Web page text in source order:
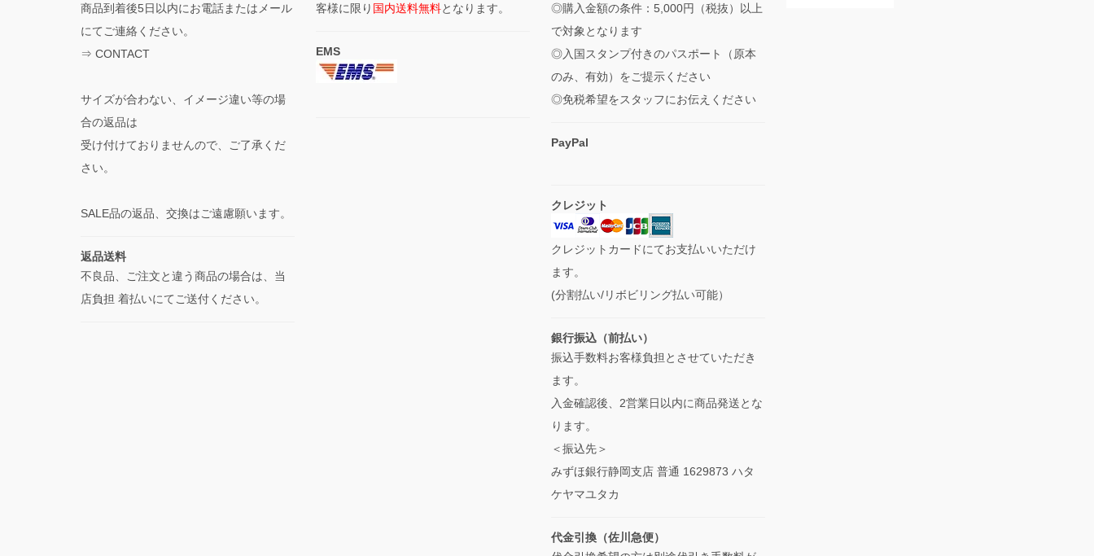
商品到着後5日以内にお電話またはメール
にてご連絡ください。
⇒ CONTACT
サイズが合わない、イメージ違い等の場
合の返品は
受け付けておりませんので、ご了承くだ
さい。
SALE品の返品、交換はご遠慮願います。
返品送料
不良品、ご注文と違う商品の場合は、当
店負担 着払いにてご送付ください。
客様に限り 国内送料無料となります。
EMS
◎購入金額の条件：5,000円（税抜）以上
で対象となります
◎入国スタンプ付きのパスポート（原本
のみ、有効）をご提示ください
◎免税希望をスタッフにお伝えください
PayPal
クレジット
クレジットカードにてお支払いいただけ
ます。
(分割払い/リボビリング払い可能）
銀行振込（前払い）
振込手数料お客様負担とさせていただき
ます。
入金確認後、2営業日以内に商品発送とな
ります。
＜振込先＞
みずほ銀行静岡支店 普通 1629873 ハタ
ケヤマユタカ
代金引換（佐川急便）